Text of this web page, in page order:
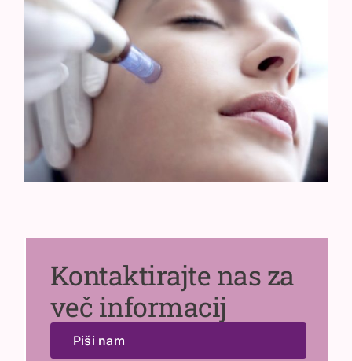
Kontaktirajte nas za
več informacij
Piši nam